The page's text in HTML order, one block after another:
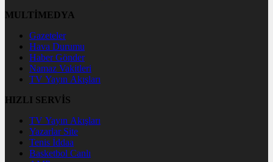
MULTİMEDYA
Gazeteler
Hava Durumu
Haber Gönder
Namaz Vakitleri
TV Yayın Akışları
HIZLI SERVİS
TV Yayın Akışları
Yazarlar Site
Tenis İddaa
Basketbol Canlı